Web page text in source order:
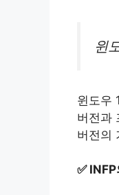
윈
윈도우
버전과
버전의
✅